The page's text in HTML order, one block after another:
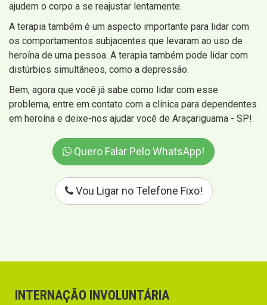
ajudem o corpo a se reajustar lentamente.
A terapia também é um aspecto importante para lidar com
os comportamentos subjacentes que levaram ao uso de
heroína de uma pessoa. A terapia também pode lidar com
distúrbios simultâneos, como a depressão.
Bem, agora que você já sabe como lidar com esse
problema, entre em contato com a clínica para dependentes
em heroína e deixe-nos ajudar você de Araçariguama - SP!
Quero Falar Pelo WhatsApp!
Vou Ligar no Telefone Fixo!
INTERNAÇÃO INVOLUNTÁRIA